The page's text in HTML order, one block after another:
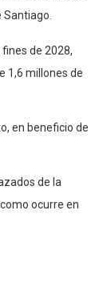
de 2028,
1,6 millones de
en beneficio de
de la
ocurre en